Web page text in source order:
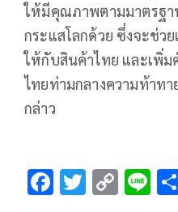
ให้มีคุณภาพตามมาตรฐา
กระแสโลกด้วย ซึ่งจะช่ว
ให้กับสินค้าไทย และเพิ่
ไทยท่ามกลางความท้าท
กล่าว
F T C Li